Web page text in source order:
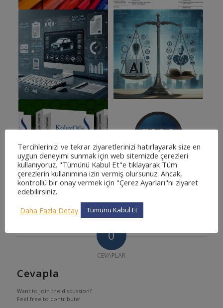
0
CEVAPLAR
Cevapla
Want to join the discussion?
Feel free to contribute!
Tercihlerinizi ve tekrar ziyaretlerinizi hatırlayarak size en
uygun deneyimi sunmak için web sitemizde çerezleri
kullanıyoruz. "Tümünü Kabul Et"e tıklayarak Tüm
çerezlerin kullanımına izin vermiş olursunuz. Ancak,
kontrollü bir onay vermek için "Çerez Ayarları"nı ziyaret
edebilirsiniz.
Daha Fazla Detay
Tümünü Kabul Et